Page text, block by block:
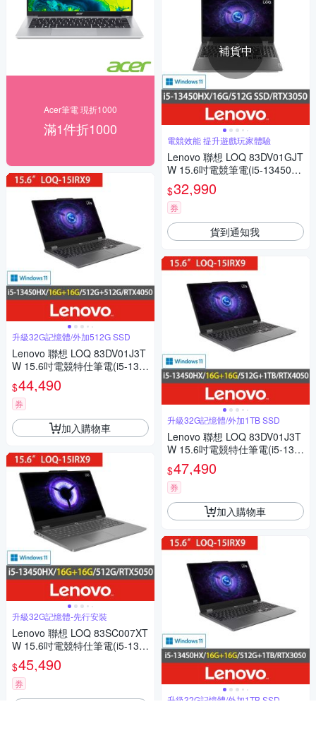
Acer筆電 現折1000
滿1件折1000
升級32G記憶體/外加512G SSD
Lenovo 聯想 LOQ 83DV01J3T
W 15.6吋電競特仕筆電(i5-134
50HX/RTX4050/16G+16G/512
G+512G SSD/Win11)
$44,490
券
加入購物車
升級32G記憶體-先行安裝
Lenovo 聯想 LOQ 83SC007XT
W 15.6吋電競特仕筆電(i5-134
50HX/RTX5050/16G+16G/512
G SSD/Win11)
$45,490
券
補貨中
電競效能 提升遊戲玩家體驗
Lenovo 聯想 LOQ 83DV01GJT
W 15.6吋電競筆電(i5-13450H
X/RTX3050/16G/512G SSD/W
in11)
$32,990
券
貨到通知我
升級32G記憶體/外加1TB SSD
Lenovo 聯想 LOQ 83DV01J3T
W 15.6吋電競特仕筆電(i5-134
50HX/RTX4050/16G+16G/512
G+1TB SSD/Win11)
$47,490
券
加入購物車
升級32G記憶體/外加1TB SSD